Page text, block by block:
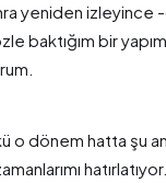
yeniden
baktığım bir
o dönem hatta şu